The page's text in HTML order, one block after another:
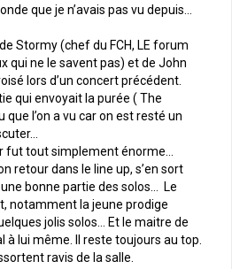
que je n’avais pas vu depuis…
Stormy (chef du FCH, LE forum
qui ne le savent pas) et de John
lors d’un concert précédent.
qui envoyait la purée ( The
l’on a vu car on est resté un
fut tout simplement énorme…
retour dans le line up, s’en sort
bonne partie des solos… Le
notamment la jeune prodige
jolis solos… Et le maitre de
à lui même. Il reste toujours au top.
ravis de la salle.